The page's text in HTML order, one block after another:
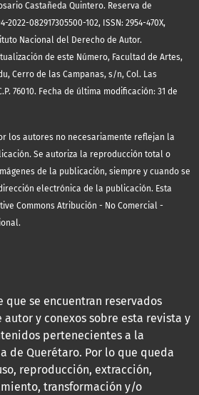
Castañeda Quintero. Reserva de
082917305500-102, ISSN: 2954-470X,
Nacional del Derecho de Autor.
de este Número, Facultad de Artes,
Cerro de las Campanas, s/n, Col. Las
76010. Fecha de última modificación: 31 de
los autores no necesariamente reflejan la
Se autoriza la reproducción total o
de la publicación, siempre y cuando se
electrónica de la publicación. Esta
Commons Atribución - No Comercial -
que se encuentran reservados
y conexos sobre esta revista y
pertenecientes a la
de Querétaro. Por lo que queda
reproducción, extracción,
transformación y/o